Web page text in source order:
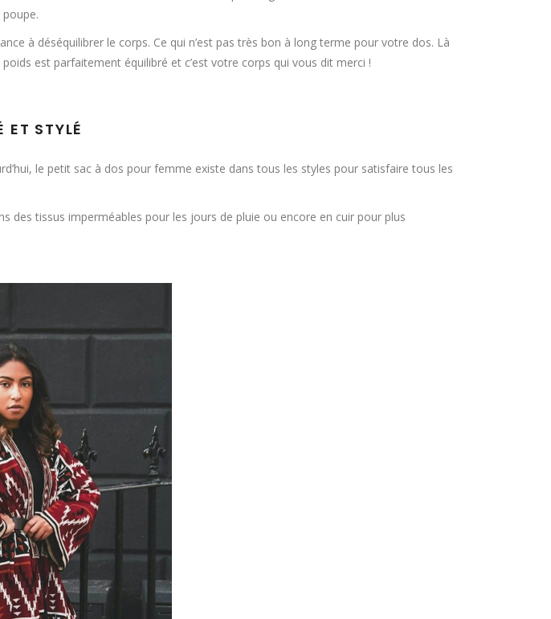
à déséquilibrer le corps. Ce qui n’est pas très bon à long terme pour votre dos. Là
est parfaitement équilibré et c’est votre corps qui vous dit merci !
ET STYLÉ
le petit sac à dos pour femme existe dans tous les styles pour satisfaire tous les
des tissus imperméables pour les jours de pluie ou encore en cuir pour plus